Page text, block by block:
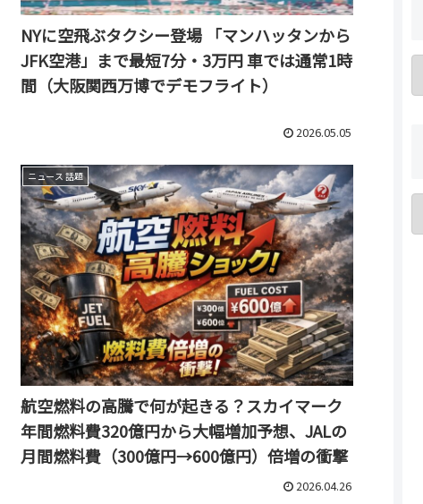
NYに空飛ぶタクシー登場 「マンハッタンから
JFK空港」まで最短7分・3万円 車では通常1時
間（大阪関西万博でデモフライト）
2026.05.05
ニュース 話題
航空燃料の高騰で何が起きる？スカイマーク
年間燃料費320億円から大幅増加予想、JALの
月間燃料費（300億円→600億円）倍増の衝撃
2026.04.26